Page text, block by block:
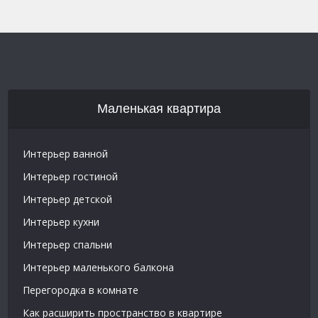
Маленькая квартира
Интерьер ванной
Интерьер гостиной
Интерьер детской
Интерьер кухни
Интерьер спальни
Интерьер маленького балкона
Перегородка в комнате
Как расширить пространство в квартире